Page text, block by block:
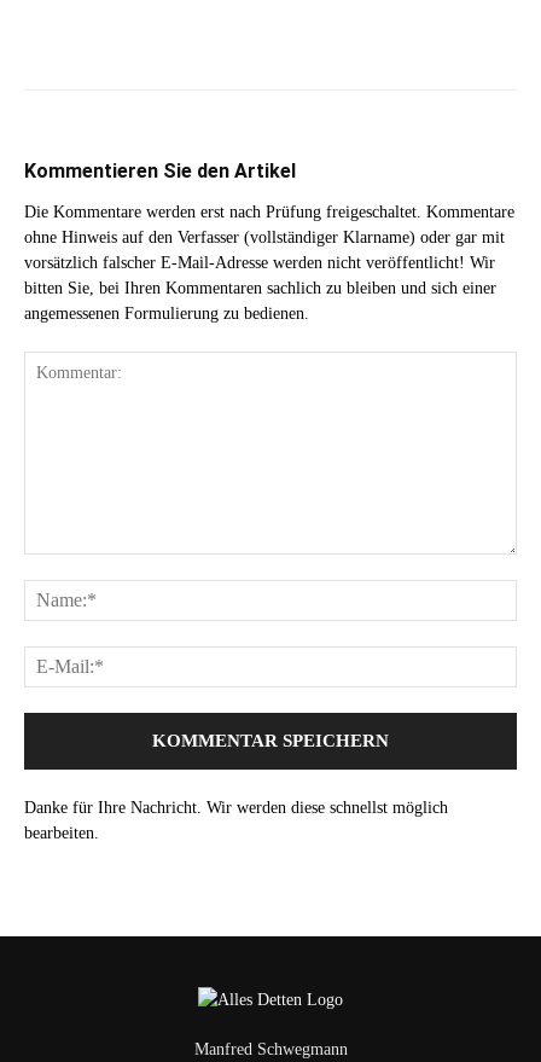
Kommentieren Sie den Artikel
Die Kommentare werden erst nach Prüfung freigeschaltet. Kommentare
ohne Hinweis auf den Verfasser (vollständiger Klarname) oder gar mit
vorsätzlich falscher E-Mail-Adresse werden nicht veröffentlicht! Wir
bitten Sie, bei Ihren Kommentaren sachlich zu bleiben und sich einer
angemessenen Formulierung zu bedienen.
Danke für Ihre Nachricht. Wir werden diese schnellst möglich
bearbeiten.
Manfred Schwegmann